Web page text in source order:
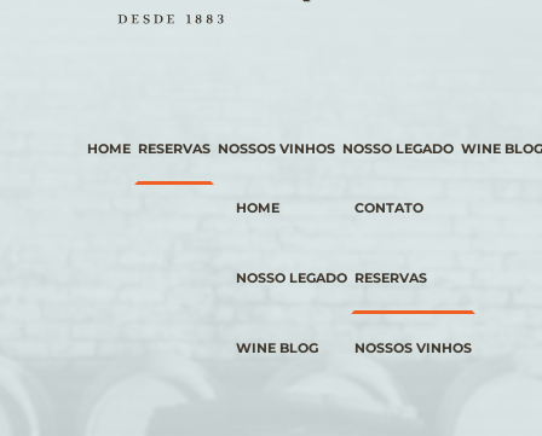
HOME RESERVAS NOSSOS VINHOS NOSSO LEGADO WINE
HOME
NOSSO LEGADO
WINE BLOG
CONTATO
RESERVAS
NOSSOS VINHOS